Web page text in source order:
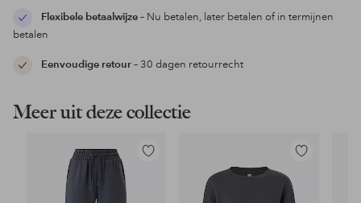
Flexibele betaalwijze– Nu betalen, later betalen of in termijnen
betalen
Eenvoudige retour– 30 dagen retourrecht
Meer uit deze collectie
Toevoegen
Toevoegen
favorieten